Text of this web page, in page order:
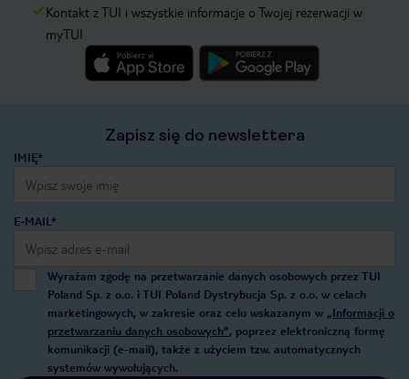
Kontakt z TUI i wszystkie informacje o Twojej rezerwacji w
myTUI
Zapisz się do newslettera
IMIĘ*
E-MAIL*
Wyrażam zgodę na przetwarzanie danych osobowych przez TUI
Poland Sp. z o.o. i TUI Poland Dystrybucja Sp. z o.o. w celach
marketingowych, w zakresie oraz celu wskazanym w „Informacji o
przetwarzaniu danych osobowych”, poprzez elektroniczną formę
komunikacji (e-mail), także z użyciem tzw. automatycznych
systemów wywołujących.